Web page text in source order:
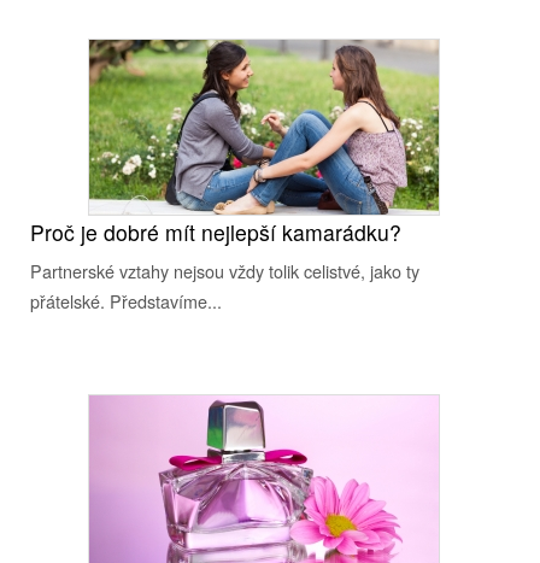
Proč je dobré mít nejlepší kamarádku?
Partnerské vztahy nejsou vždy tolik celistvé, jako ty
přátelské. Představíme...